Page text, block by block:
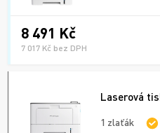
8 491 Kč
7 017 Kč bez DPH
Laserová
1 zlaťák